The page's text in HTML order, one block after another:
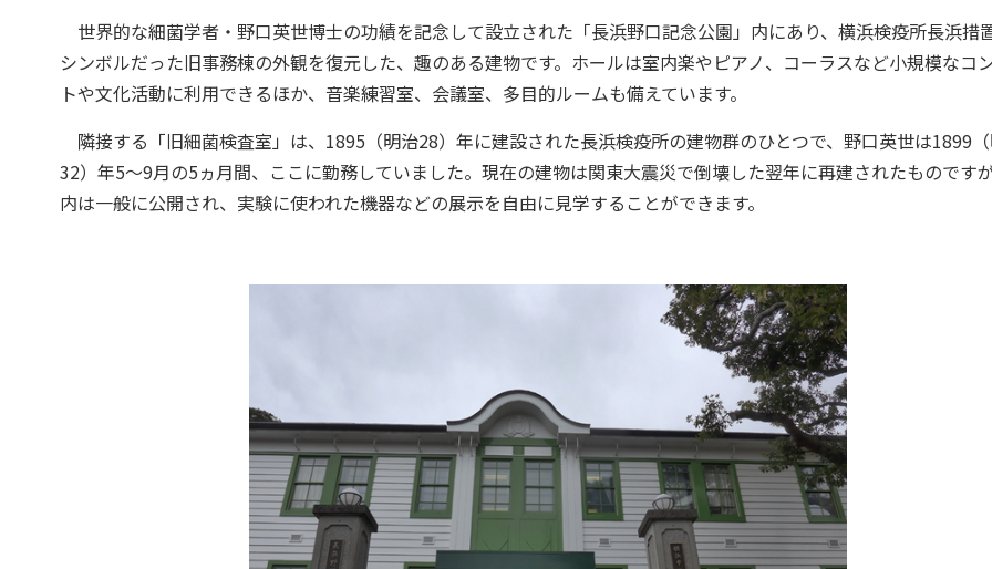
世界的な細菌学者・野口英世博士の功績を記念して設立された「長浜野口記念公園」内にあり、横浜検疫所長浜措
シンボルだった旧事務棟の外観を復元した、趣のある建物です。ホールは室内楽やピアノ、コーラスなど小規模なコ
トや文化活動に利用できるほか、音楽練習室、会議室、多目的ルームも備えています。
隣接する「旧細菌検査室」は、1895（明治28）年に建設された長浜検疫所の建物群のひとつで、野口英世は1899
32）年5〜9月の5ヵ月間、ここに勤務していました。現在の建物は関東大震災で倒壊した翌年に再建されたものです
内は一般に公開され、実験に使われた機器などの展示を自由に見学することができます。